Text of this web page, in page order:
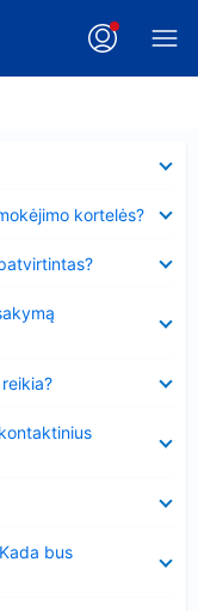
kortelės?
bus